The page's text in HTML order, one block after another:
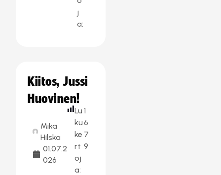
j
a:
Kiitos, Jussi
Huovinen!
Mika
Hilska
01.07.2
026
Lu
ku
ke
rt
oj
a:
1
6
7
9